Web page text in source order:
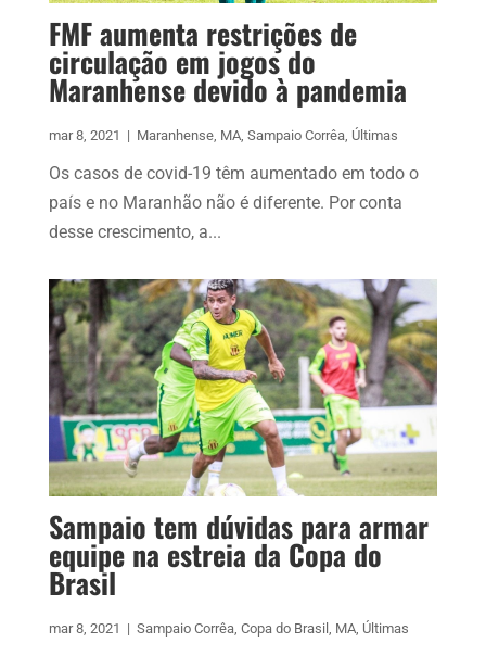
FMF aumenta restrições de
circulação em jogos do
Maranhense devido à pandemia
mar 8, 2021 | Maranhense, MA, Sampaio Corrêa, Últimas
Os casos de covid-19 têm aumentado em todo o
país e no Maranhão não é diferente. Por conta
desse crescimento, a...
Sampaio tem dúvidas para armar
equipe na estreia da Copa do
Brasil
mar 8, 2021 | Sampaio Corrêa, Copa do Brasil , MA, Últimas